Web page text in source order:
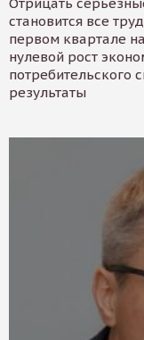
Отрицать
становится все
первом квартале
нулевой рост
потребительского
результаты